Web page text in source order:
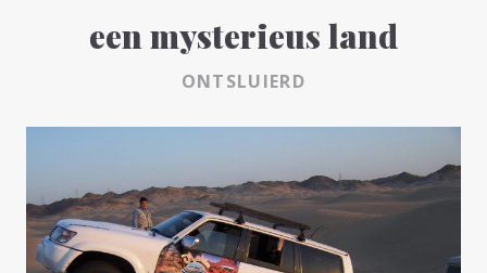
een mysterieus land
ONTSLUIERD